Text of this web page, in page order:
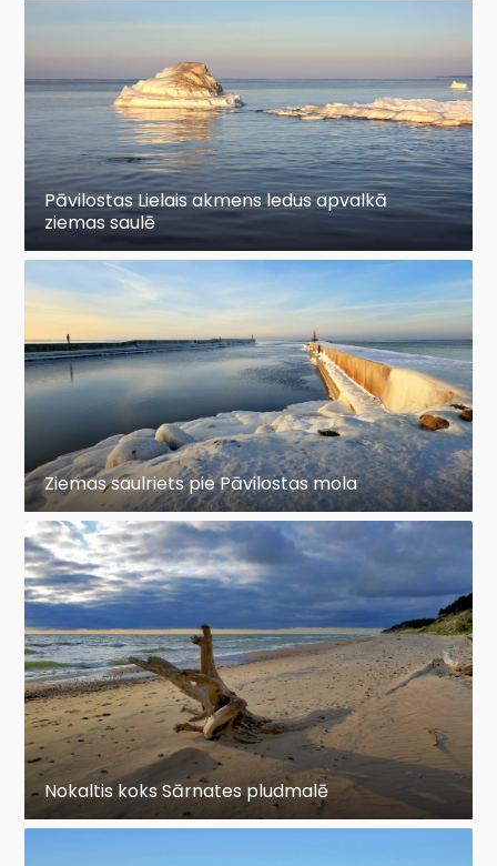
Pāvilostas Lielais akmens ledus apvalkā
ziemas saulē
Ziemas saulriets pie Pāvilostas mola
Nokaltis koks Sārnates pludmalē